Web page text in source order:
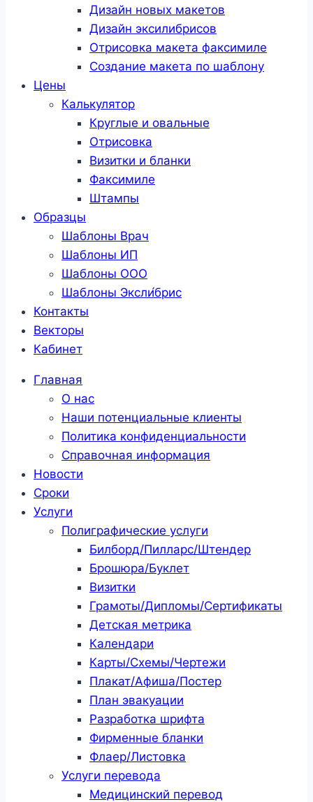
Дизайн новых макетов
Дизайн эксилибрисов
Отрисовка макета факсимиле
Создание макета по шаблону
Цены
Калькулятор
Круглые и овальные
Отрисовка
Визитки и бланки
Факсимиле
Штампы
Образцы
Шаблоны Врач
Шаблоны ИП
Шаблоны ООО
Шаблоны Эксли́брис
Контакты
Векторы
Кабинет
Главная
О нас
Наши потенциальные клиенты
Политика конфиденциальности
Справочная информация
Новости
Сроки
Услуги
Полиграфические услуги
Билборд/Пилларс/Штендер
Брошюра/Буклет
Визитки
Грамоты/Дипломы/Сертификаты
Детская метрика
Календари
Карты/Схемы/Чертежи
Плакат/Афиша/Постер
План эвакуации
Разработка шрифта
Фирменные бланки
Флаер/Листовка
Услуги перевода
Медицинский перевод